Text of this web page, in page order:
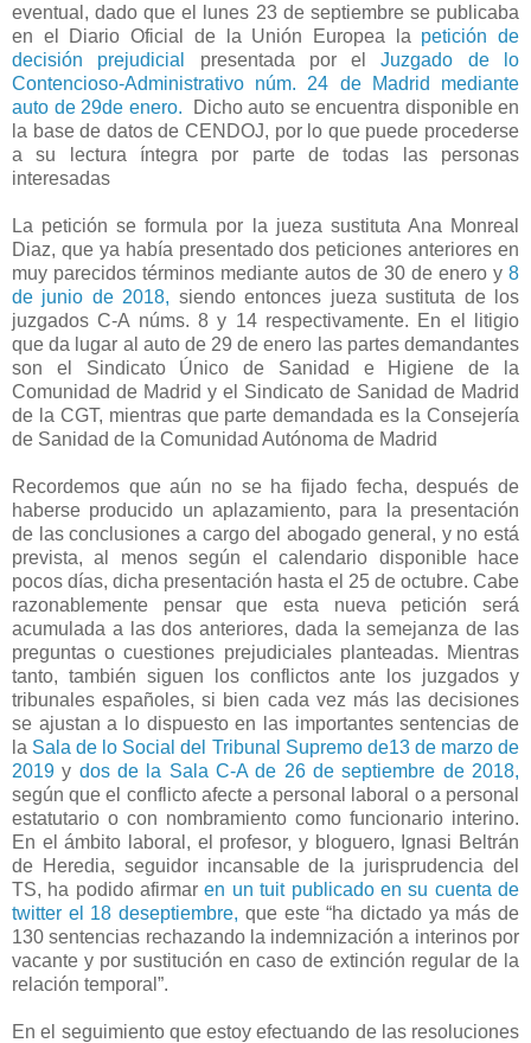
eventual, dado que el lunes 23 de septiembre se publicaba
en el Diario Oficial de la Unión Europea la petición de
decisión prejudicial
presentada por elJuzgado de lo
Contencioso-Administrativo núm. 24 de Madrid mediante
auto de 29de enero.
Dicho auto se encuentra disponible en
la base de datos de CENDOJ, por lo que puede procederse
a su lectura íntegra por parte de todas las personas
interesadas
La petición se formula por la jueza sustituta Ana Monreal
Diaz, que ya había presentado dos peticiones anteriores en
muy parecidos términos mediante autos de 30 de enero y 8
de junio de 2018, siendo entonces jueza sustituta de los
juzgados C-A núms. 8 y 14 respectivamente. En el litigio
que da lugar al auto de 29 de enero las partes demandantes
son el Sindicato Único de Sanidad e Higiene de la
Comunidad de Madrid y el Sindicato de Sanidad de Madrid
de la CGT, mientras que parte demandada es la Consejería
de Sanidad de la Comunidad Autónoma de Madrid
Recordemos que aún no se ha fijado fecha, después de
haberse producido un aplazamiento, para la presentación
de las conclusiones a cargo del abogado general, y no está
prevista, al menos según el calendario disponible hace
pocos días, dicha presentación hasta el 25 de octubre. Cabe
razonablemente pensar que esta nueva petición será
acumulada a las dos anteriores, dada la semejanza de las
preguntas o cuestiones prejudiciales planteadas. Mientras
tanto, también siguen los conflictos ante los juzgados y
tribunales españoles, si bien cada vez más las decisiones
se ajustan a lo dispuesto en las importantes sentencias de
la Sala de lo Social del Tribunal Supremo de13 de marzo de
2019y dos de la Sala C-A de 26 de septiembre de 2018,
según que el conflicto afecte a personal laboral o a personal
estatutario o con nombramiento como funcionario interino.
En el ámbito laboral, el profesor, y bloguero, Ignasi Beltrán
de Heredia, seguidor incansable de la jurisprudencia del
TS, ha podido afirmaren un tuit publicado en su cuenta de
twitter el 18 deseptiembre, que este “ha dictado ya más de
130 sentencias rechazando la indemnización a interinos por
vacante y por sustitución en caso de extinción regular de la
relación temporal”.
En el seguimiento que estoy efectuando de las resoluciones